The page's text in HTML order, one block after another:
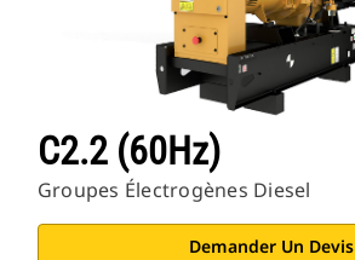
C2.2 (60Hz)
Groupes Électrogènes Diesel
Demander Un Devis